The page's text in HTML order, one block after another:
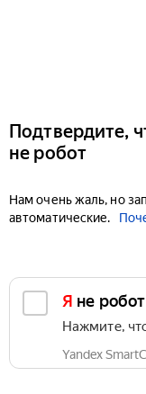
Подтвердите,
не робот
Нам очень жаль, но
автоматические.
Я не робот
Нажмите,
Yandex